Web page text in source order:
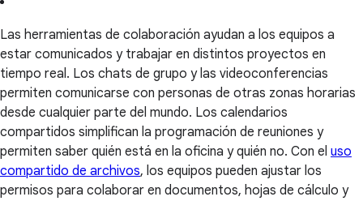
Las herramientas de colaboración ayudan a los equipos a
estar comunicados y trabajar en distintos proyectos en
tiempo real. Los chats de grupo y las videoconferencias
permiten comunicarse con personas de otras zonas horarias
desde cualquier parte del mundo. Los calendarios
compartidos simplifican la programación de reuniones y
permiten saber quién está en la oficina y quién no. Con el uso
compartido de archivos, los equipos pueden ajustar los
permisos para colaborar en documentos, hojas de cálculo y